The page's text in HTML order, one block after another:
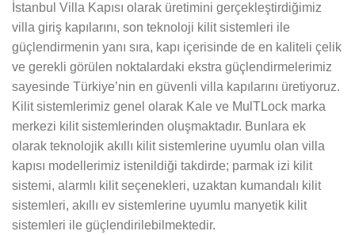
İstanbul Villa Kapısı olarak üretimini gerçekleştirdiğimiz
villa giriş kapılarını, son teknoloji kilit sistemleri ile
güçlendirmenin yanı sıra, kapı içerisinde de en kaliteli çelik
ve gerekli görülen noktalardaki ekstra güçlendirmelerimiz
sayesinde Türkiye’nin en güvenli villa kapılarını üretiyoruz.
Kilit sistemlerimiz genel olarak Kale ve MulTLock marka
merkezi kilit sistemlerinden oluşmaktadır. Bunlara ek
olarak teknolojik akıllı kilit sistemlerine uyumlu olan villa
kapısı modellerimiz istenildiği takdirde; parmak izi kilit
sistemi, alarmlı kilit seçenekleri, uzaktan kumandalı kilit
sistemleri, akıllı ev sistemlerine uyumlu manyetik kilit
sistemleri ile güçlendirilebilmektedir.